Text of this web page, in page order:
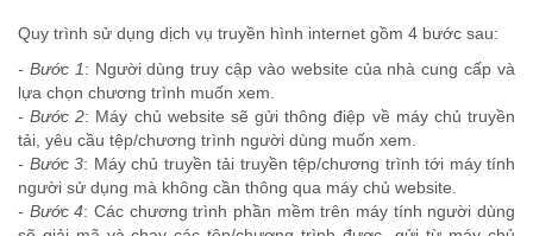
Quy trình sử dụng dịch vụ truyền hình internet gồm 4 bước sau:
- Bước 1: Người dùng truy cập vào website của nhà cung cấp và
lựa chọn chương trình muốn xem.
- Bước 2: Máy chủ website sẽ gửi thông điệp về máy chủ truyền
tải, yêu cầu tệp/chương trình người dùng muốn xem.
- Bước 3: Máy chủ truyền tải truyền tệp/chương trình tới máy tính
người sử dụng mà không cần thông qua máy chủ website.
- Bước 4: Các chương trình phần mềm trên máy tính người dùng